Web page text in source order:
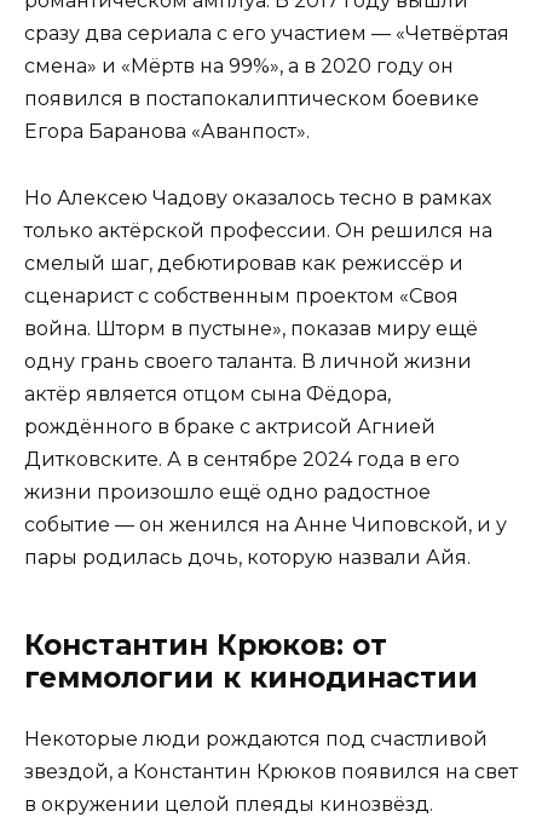
сразу два сериала с его участием — «Четвёртая
смена» и «Мёртв на 99%», а в 2020 году он
появился в постапокалиптическом боевике
Егора Баранова «Аванпост».
Но Алексею Чадову оказалось тесно в рамках
только актёрской профессии. Он решился на
смелый шаг, дебютировав как режиссёр и
сценарист с собственным проектом «Своя
война. Шторм в пустыне», показав миру ещё
одну грань своего таланта. В личной жизни
актёр является отцом сына Фёдора,
рождённого в браке с актрисой Агнией
Дитковските. А в сентябре 2024 года в его
жизни произошло ещё одно радостное
событие — он женился на Анне Чиповской, и у
пары родилась дочь, которую назвали Айя.
Константин Крюков: от
геммологии к кинодинастии
Некоторые люди рождаются под счастливой
звездой, а Константин Крюков появился на свет
в окружении целой плеяды кинозвёзд.